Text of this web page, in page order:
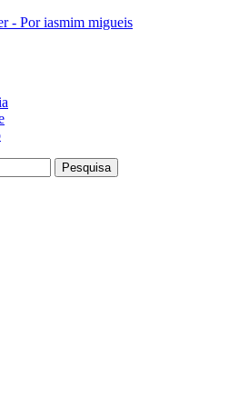
- Por iasmim migueis